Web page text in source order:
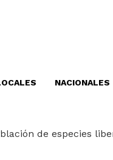
NACIONALES